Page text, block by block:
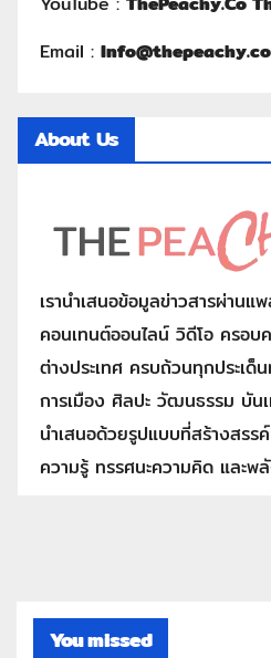
Email :
About Us
เรานำเสนอข้อมูลข่าวสารผ่าน
คอนเทนต์ออนไลน์ วิดีโอ ครอบ
ต่างประเทศ ครบถ้วนทุกประเด็
การเมือง ศิลปะ วัฒนธรรม บัน
นำเสนอด้วยรูปแบบที่สร้างสรร
ความรู้ ทรรศนะความคิด และพ
You missed